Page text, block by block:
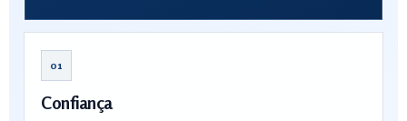
01
Confiança